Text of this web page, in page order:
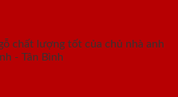
chất lượng tốt của chủ nhà anh
- Tân Bình